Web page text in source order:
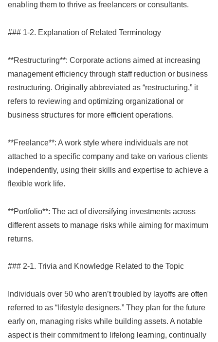
enabling them to thrive as freelancers or consultants.
### 1-2. Explanation of Related Terminology
**Restructuring**: Corporate actions aimed at increasing
management efficiency through staff reduction or business
restructuring. Originally abbreviated as “restructuring,” it
refers to reviewing and optimizing organizational or
business structures for more efficient operations.
**Freelance**: A work style where individuals are not
attached to a specific company and take on various clients
independently, using their skills and expertise to achieve a
flexible work life.
**Portfolio**: The act of diversifying investments across
different assets to manage risks while aiming for maximum
returns.
### 2-1. Trivia and Knowledge Related to the Topic
Individuals over 50 who aren’t troubled by layoffs are often
referred to as “lifestyle designers.” They plan for the future
early on, managing risks while building assets. A notable
aspect is their commitment to lifelong learning, continually